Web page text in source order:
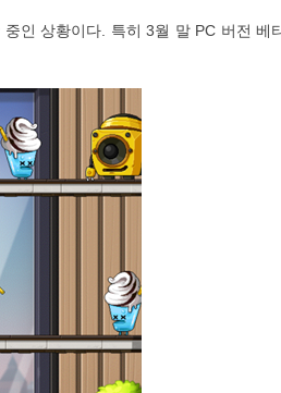
인 상황이다. 특히 3월 말 PC 버전 베